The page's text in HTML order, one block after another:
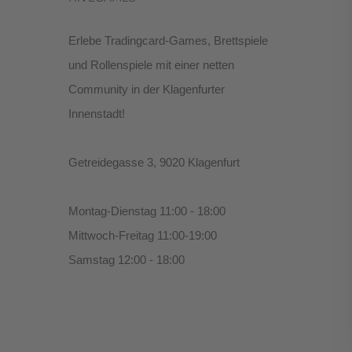
Erlebe Tradingcard-Games, Brettspiele
und Rollenspiele mit einer netten
Community in der Klagenfurter
Innenstadt!
Getreidegasse 3, 9020 Klagenfurt
Montag-Dienstag 11:00 - 18:00
Mittwoch-Freitag 11:00-19:00
Samstag 12:00 - 18:00